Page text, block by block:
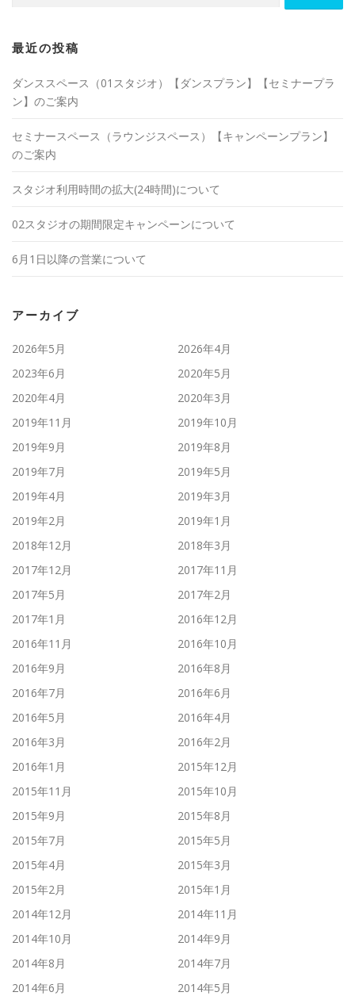
最近の投稿
ダンススペース（01スタジオ）【ダンスプラン】【セミナープラ
ン】のご案内
セミナースペース（ラウンジスペース）【キャンペーンプラン】
のご案内
スタジオ利用時間の拡大(24時間)について
02スタジオの期間限定キャンペーンについて
6月1日以降の営業について
アーカイブ
2026年5月
2026年4月
2023年6月
2020年5月
2020年4月
2020年3月
2019年11月
2019年10月
2019年9月
2019年8月
2019年7月
2019年5月
2019年4月
2019年3月
2019年2月
2019年1月
2018年12月
2018年3月
2017年12月
2017年11月
2017年5月
2017年2月
2017年1月
2016年12月
2016年11月
2016年10月
2016年9月
2016年8月
2016年7月
2016年6月
2016年5月
2016年4月
2016年3月
2016年2月
2016年1月
2015年12月
2015年11月
2015年10月
2015年9月
2015年8月
2015年7月
2015年5月
2015年4月
2015年3月
2015年2月
2015年1月
2014年12月
2014年11月
2014年10月
2014年9月
2014年8月
2014年7月
2014年6月
2014年5月